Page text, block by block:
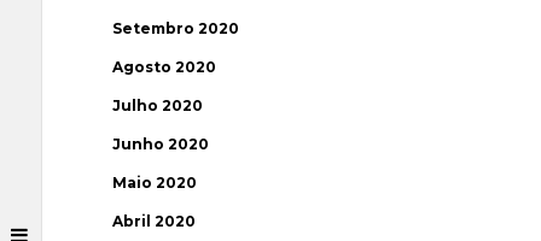
Setembro 2020
Agosto 2020
Julho 2020
Junho 2020
Maio 2020
Abril 2020